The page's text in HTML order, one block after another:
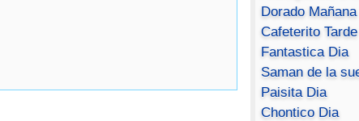
Dorado Mañana
Cafeterito Tarde
Fantastica Dia
Saman de la
Paisita Dia
Chontico Dia